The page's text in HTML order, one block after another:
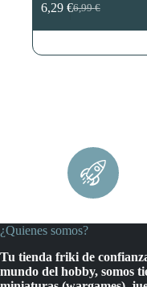
6,99€
El
precio
era:
6,29 €El
precio
es:
¿Quienes somos?
Tu tienda friki de
mundo del hobby, somos